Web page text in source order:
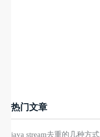
热门文章
java stream去重的几种方式